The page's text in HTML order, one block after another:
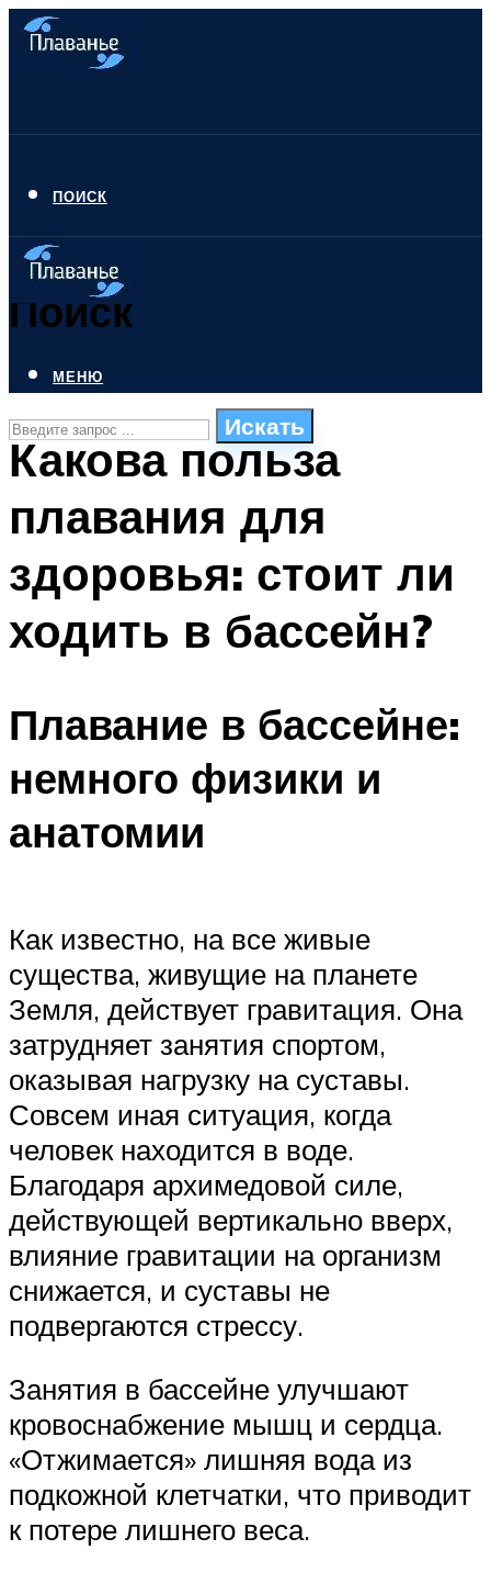
ПОИСК
Поиск
Искать
ПЛАВАНЬЕ ДЛЯ ДЕТЕЙ
БАССЕЙН ДЛЯ ДОМА
ОЧИСТКА БАССЕЙНОВ
МЕНЮ
Какова польза
плавания для
здоровья: стоит ли
ходить в бассейн?
Плавание в бассейне:
немного физики и
анатомии
Как известно, на все живые
существа, живущие на планете
Земля, действует гравитация. Она
затрудняет занятия спортом,
оказывая нагрузку на суставы.
Совсем иная ситуация, когда
человек находится в воде.
Благодаря архимедовой силе,
действующей вертикально вверх,
влияние гравитации на организм
снижается, и суставы не
подвергаются стрессу.
Занятия в бассейне улучшают
кровоснабжение мышц и сердца.
«Отжимается» лишняя вода из
подкожной клетчатки, что приводит
к потере лишнего веса.